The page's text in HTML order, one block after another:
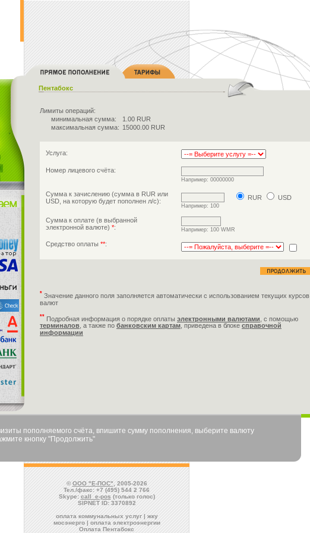
Пентабокс
Лимиты операций:
минимальная сумма:
1.00 RUR
максимальная сумма: 15000.00 RUR
Услуга:
Номер лицевого счёта:
Например: 00000000
Сумма к зачислению (сумма в RUR или
USD, на которую будет пополнен л/с):
RUR USD
Например: 100
Сумма к оплате (в выбранной
электронной валюте) *: Например: 100 WMR
Средство оплаты **:
* Значение данного поля заполняется автоматически с использованием текущих курсов
валют
** Подробная информация о порядке оплаты электронными валютами с помощью
терминалов, а также по банковским картам, приведена в блоке справочной
информации
пополняемого счёта, впишите сумму пополнения, выберите валюту
кнопку "Продолжить"
© ООО "Е-ПОС", 2005-2026
Тел./факс: +7 (495) 544 2 766
Skype: call_e-pos(только голос)
SIPNET ID: 3370892
оплата коммунальных услуг | жку
мосэнерго | оплата электроэнергии
Оплата Пентабокс